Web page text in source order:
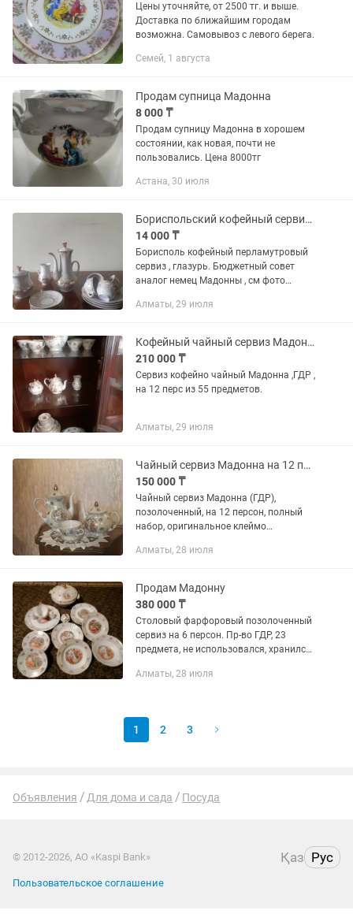
Цены уточняйте, от 2500 тг. и выше.
Доставка по ближайшим городам
возможна. Самовывоз с левого берега.
Семей, 1 августа
Продам супница Мадонна
8 000 ₸
Продам супницу Мадонна в хорошем
состоянии, как новая, почти не
пользовались. Цена 8000тг
Астана, 30 июля
Бориспольский кофейный сервиз 80 х
14 000 ₸
Борисполь кофейный перламутровый
сервиз , глазурь. Бюджетный совет
аналог немец Мадонны , см фото
сахарницы, 4 чашек , 4 тарелки 4
Алматы, 29 июля
Кофейный чайный сервиз Мадонна, ГДР , 70- 80 х , на 12 персон
210 000 ₸
Сервиз кофейно чайный Мадонна ,ГДР ,
на 12 перс из 55 предметов.
Алматы, 29 июля
Чайный сервиз Мадонна на 12 персон
150 000 ₸
Чайный сервиз Мадонна (ГДР),
позолоченный, на 12 персон, полный
набор, оригинальное клеймо
Алматы, 28 июля
Продам Мадонну
380 000 ₸
Столовый фарфоровый позолоченный
сервиз на 6 персон. Пр-во ГДР, 23
предмета, не использовался, хранился
Алматы, 28 июля
1 2 3
Объявления Для дома и сада Посуда
© 2012-2026, АО «Kaspi Bank» Қаз Рус
Пользовательское соглашение